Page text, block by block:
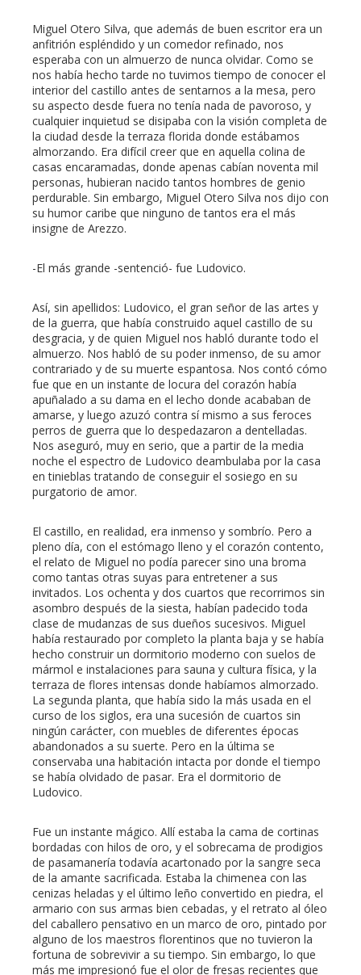
Miguel Otero Silva, que además de buen escritor era un
anfitrión espléndido y un comedor refinado, nos
esperaba con un almuerzo de nunca olvidar. Como se
nos había hecho tarde no tuvimos tiempo de conocer el
interior del castillo antes de sentarnos a la mesa, pero
su aspecto desde fuera no tenía nada de pavoroso, y
cualquier inquietud se disipaba con la visión completa de
la ciudad desde la terraza florida donde estábamos
almorzando. Era difícil creer que en aquella colina de
casas encaramadas, donde apenas cabían noventa mil
personas, hubieran nacido tantos hombres de genio
perdurable. Sin embargo, Miguel Otero Silva nos dijo con
su humor caribe que ninguno de tantos era el más
insigne de Arezzo.
-El más grande -sentenció- fue Ludovico.
Así, sin apellidos: Ludovico, el gran señor de las artes y
de la guerra, que había construido aquel castillo de su
desgracia, y de quien Miguel nos habló durante todo el
almuerzo. Nos habló de su poder inmenso, de su amor
contrariado y de su muerte espantosa. Nos contó cómo
fue que en un instante de locura del corazón había
apuñalado a su dama en el lecho donde acababan de
amarse, y luego azuzó contra sí mismo a sus feroces
perros de guerra que lo despedazaron a dentelladas.
Nos aseguró, muy en serio, que a partir de la media
noche el espectro de Ludovico deambulaba por la casa
en tinieblas tratando de conseguir el sosiego en su
purgatorio de amor.
El castillo, en realidad, era inmenso y sombrío. Pero a
pleno día, con el estómago lleno y el corazón contento,
el relato de Miguel no podía parecer sino una broma
como tantas otras suyas para entretener a sus
invitados. Los ochenta y dos cuartos que recorrimos sin
asombro después de la siesta, habían padecido toda
clase de mudanzas de sus dueños sucesivos. Miguel
había restaurado por completo la planta baja y se había
hecho construir un dormitorio moderno con suelos de
mármol e instalaciones para sauna y cultura física, y la
terraza de flores intensas donde habíamos almorzado.
La segunda planta, que había sido la más usada en el
curso de los siglos, era una sucesión de cuartos sin
ningún carácter, con muebles de diferentes épocas
abandonados a su suerte. Pero en la última se
conservaba una habitación intacta por donde el tiempo
se había olvidado de pasar. Era el dormitorio de
Ludovico.
Fue un instante mágico. Allí estaba la cama de cortinas
bordadas con hilos de oro, y el sobrecama de prodigios
de pasamanería todavía acartonado por la sangre seca
de la amante sacrificada. Estaba la chimenea con las
cenizas heladas y el último leño convertido en piedra, el
armario con sus armas bien cebadas, y el retrato al óleo
del caballero pensativo en un marco de oro, pintado por
alguno de los maestros florentinos que no tuvieron la
fortuna de sobrevivir a su tiempo. Sin embargo, lo que
más me impresionó fue el olor de fresas recientes que